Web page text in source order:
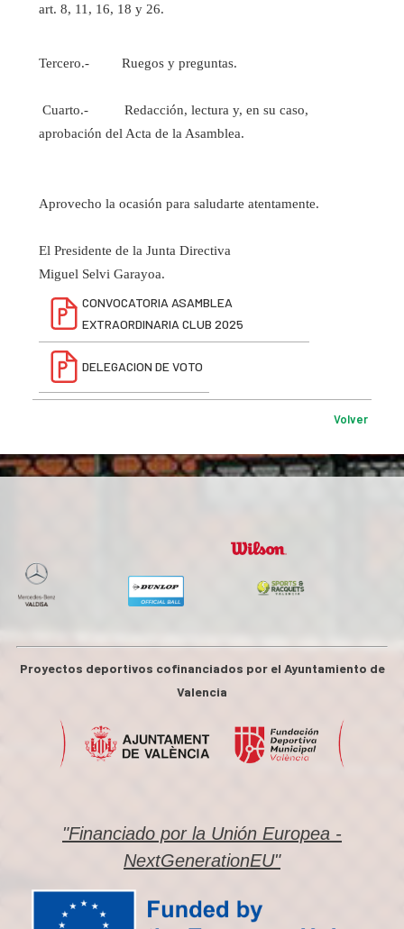
art. 8, 11, 16, 18 y 26.
Tercero.- Ruegos y preguntas.
Cuarto.- Redacción, lectura y, en su caso,
aprobación del Acta de la Asamblea.
Aprovecho la ocasión para saludarte atentamente.
El Presidente de la Junta Directiva
Miguel Selvi Garayoa.
CONVOCATORIA ASAMBLEA
EXTRAORDINARIA CLUB 2025
DELEGACION DE VOTO
Volver
Proyectos deportivos cofinanciados por el Ayuntamiento de
Valencia
"Financiado por la Unión Europea -
NextGenerationEU"